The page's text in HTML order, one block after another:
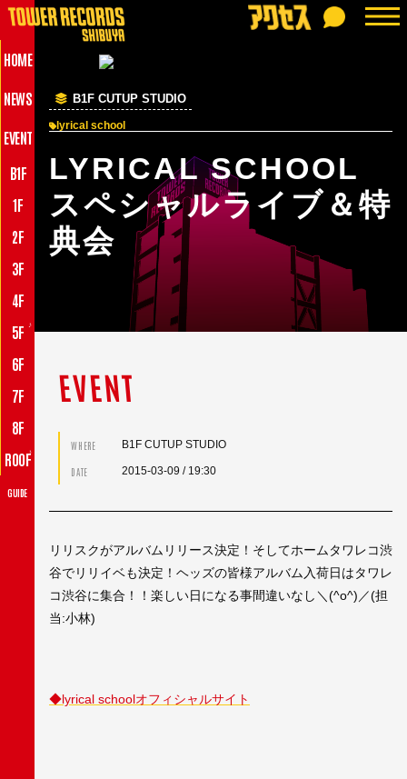
HOME
NEWS
EVENT
B1F
1F
2F
3F
4F
5F
♪
6F
7F
8F
ROOF♪
GUIDE
B1F CUTUP STUDIO
lyrical school
LYRICAL SCHOOL
スペシャルライブ＆特
典会
EVENT
WHERE B1F CUTUP STUDIO
DATE 2015-03-09 / 19:30
リリスクがアルバムリリース決定！そしてホームタワレコ渋
谷でリリイベも決定！ヘッズの皆様アルバム入荷日はタワレ
コ渋谷に集合！！楽しい日になる事間違いなし＼(^o^)／(担
当:小林)
◆lyrical schoolオフィシャルサイト